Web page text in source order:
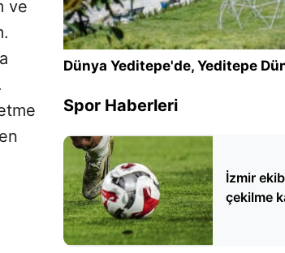
ve
Dünya Yeditepe'de, Yeditepe
Spor Haberleri
İzmir
çekilme